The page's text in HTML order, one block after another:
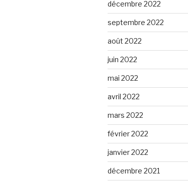
décembre 2022
septembre 2022
août 2022
juin 2022
mai 2022
avril 2022
mars 2022
février 2022
janvier 2022
décembre 2021